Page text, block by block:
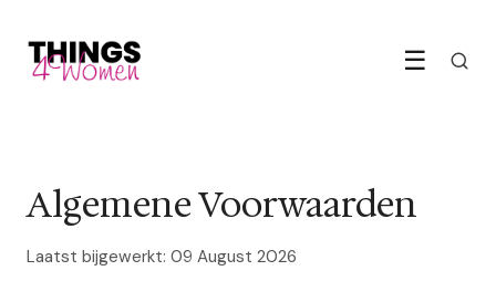
☰
Algemene Voorwaarden
Laatst bijgewerkt: 09 August 2026